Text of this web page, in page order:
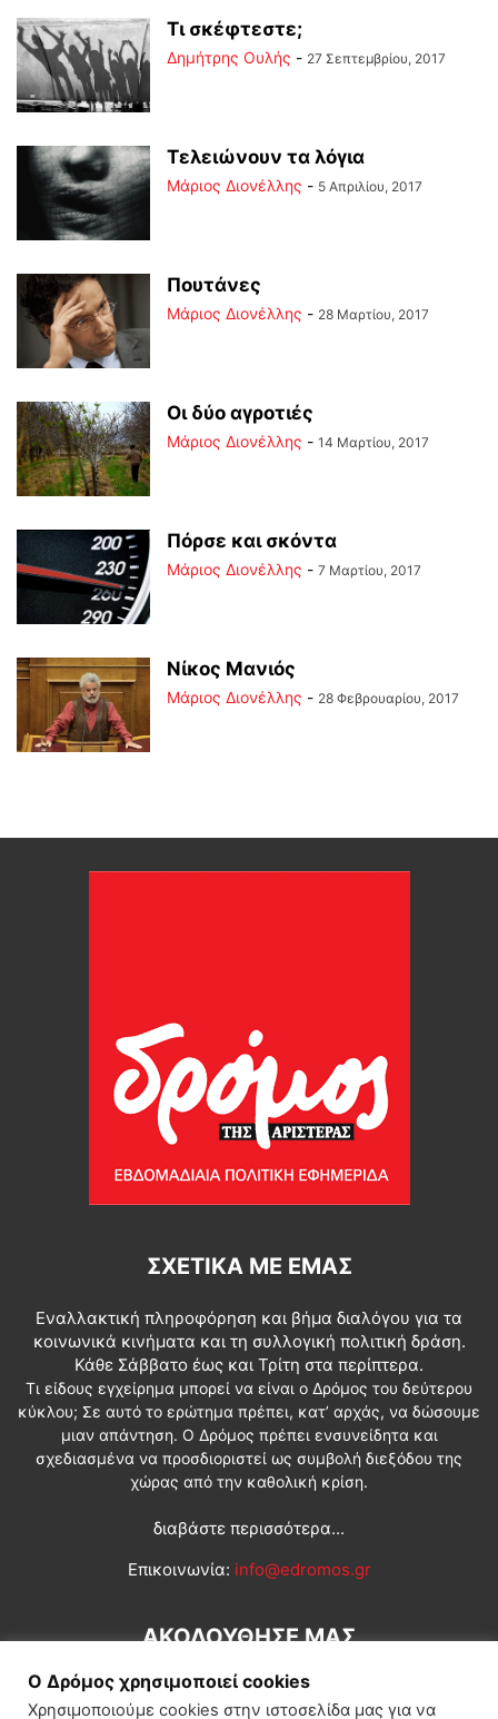
Τι σκέφτεστε;
Δημήτρης Ουλής - 27 Σεπτεμβρίου, 2017
Τελειώνουν τα λόγια
Μάριος Διονέλλης - 5 Απριλίου, 2017
Πουτάνες
Μάριος Διονέλλης - 28 Μαρτίου, 2017
Οι δύο αγροτιές
Μάριος Διονέλλης - 14 Μαρτίου, 2017
Πόρσε και σκόντα
Μάριος Διονέλλης - 7 Μαρτίου, 2017
Νίκος Μανιός
Μάριος Διονέλλης - 28 Φεβρουαρίου, 2017
ΣΧΕΤΙΚΆ ΜΕ ΕΜΆΣ
Εναλλακτική πληροφόρηση και βήμα διαλόγου για τα
κοινωνικά κινήματα και τη συλλογική πολιτική δράση.
Κάθε Σάββατο έως και Τρίτη στα περίπτερα.
Τι είδους εγχείρημα μπορεί να είναι ο Δρόμος του δεύτερου
κύκλου; Σε αυτό το ερώτημα πρέπει, κατ’ αρχάς, να δώσουμε
μιαν απάντηση. Ο Δρόμος πρέπει ενσυνείδητα και
σχεδιασμένα να προσδιοριστεί ως συμβολή διεξόδου της
χώρας από την καθολική κρίση.
διαβάστε περισσότερα...
Επικοινωνία: info@edromos.gr
ΑΚΟΛΟΥΘΗΣΕ ΜΑΣ
Ο Δρόμος χρησιμοποιεί cookies
Χρησιμοποιούμε cookies στην ιστοσελίδα μας για να